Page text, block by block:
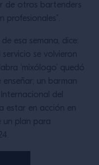
de otros bartenders
profesionales”.
esa semana, dice:
se volvieron
‘mixólogo’ quedó
un barman
del
estar en acción en
un plan para